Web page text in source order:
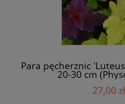
Para pęcherznic
20-30 cm
27,00 zł